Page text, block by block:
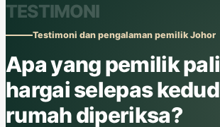
TESTIMONI
Testimoni dan pengalaman pemilik Johor
Apa yang pemilik
hargai selepas
rumah diperiksa?